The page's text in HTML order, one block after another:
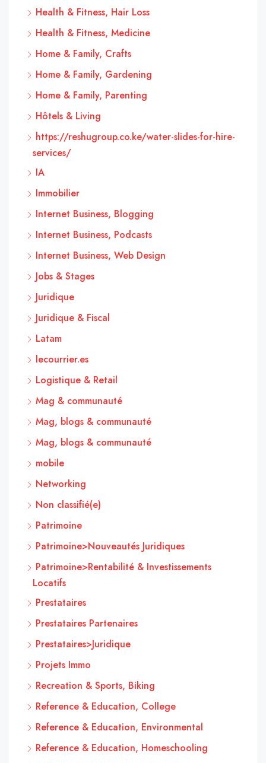
Health & Fitness, Hair Loss
Health & Fitness, Medicine
Home & Family, Crafts
Home & Family, Gardening
Home & Family, Parenting
Hôtels & Living
https://reshugroup.co.ke/water-slides-for-hire-
services/
IA
Immobilier
Internet Business, Blogging
Internet Business, Podcasts
Internet Business, Web Design
Jobs & Stages
Juridique
Juridique & Fiscal
Latam
lecourrier.es
Logistique & Retail
Mag & communauté
Mag, blogs & communauté
Mag, blogs & communauté
mobile
Networking
Non classifié(e)
Patrimoine
Patrimoine>Nouveautés Juridiques
Patrimoine>Rentabilité & Investissements
Locatifs
Prestataires
Prestataires Partenaires
Prestataires>Juridique
Projets Immo
Recreation & Sports, Biking
Reference & Education, College
Reference & Education, Environmental
Reference & Education, Homeschooling